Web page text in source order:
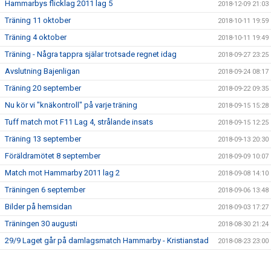
Hammarbys flicklag 2011 lag 5 2018-12-09 21:03
Träning 11 oktober 2018-10-11 19:59
Träning 4 oktober 2018-10-11 19:49
Träning - Några tappra själar trotsade regnet idag 2018-09-27 23:25
Avslutning Bajenligan 2018-09-24 08:17
Träning 20 september 2018-09-22 09:35
Nu kör vi "knäkontroll" på varje träning 2018-09-15 15:28
Tuff match mot F11 Lag 4, strålande insats 2018-09-15 12:25
Träning 13 september 2018-09-13 20:30
Föräldramötet 8 september 2018-09-09 10:07
Match mot Hammarby 2011 lag 2 2018-09-08 14:10
Träningen 6 september 2018-09-06 13:48
Bilder på hemsidan 2018-09-03 17:27
Träningen 30 augusti 2018-08-30 21:24
29/9 Laget går på damlagsmatch Hammarby - Kristianstad 2018-08-23 23:00